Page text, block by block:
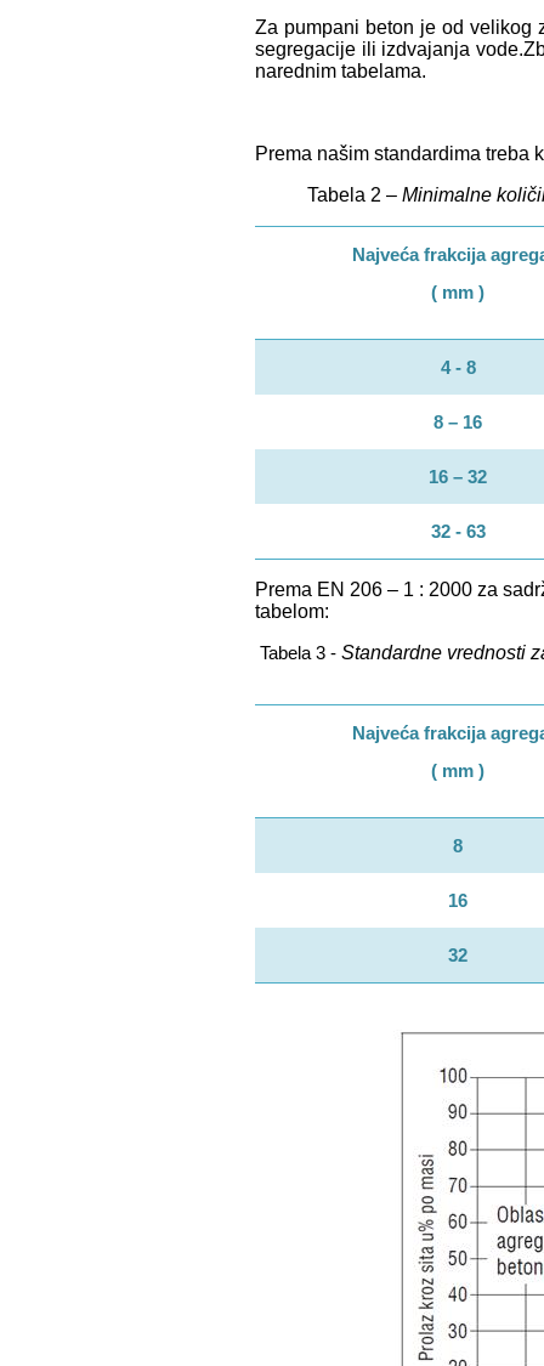
Za pumpani beton je od velikog
segregacije ili izdvajanja
narednim tabelama.
Prema našim standardima treba
Tabela 2 – Minimalne
Najveća frakcija
( mm )
4 - 8
8 – 16
16 – 32
32 - 63
Prema EN 206 – 1 : 2000 za
tabelom:
Tabela 3 - Standardne vrednosti
Najveća frakcija
( mm )
8
16
32